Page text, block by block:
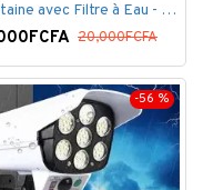
Fontaine avec Filtre à Eau - 16 Litres - Blanc
20,000FCFA
-56 %